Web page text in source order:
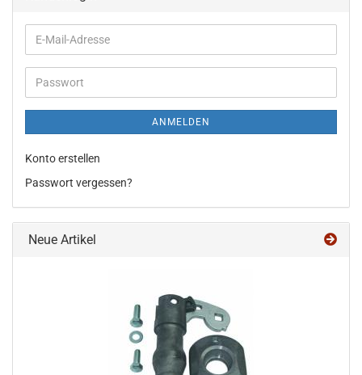
E-
Mail-
Adresse
Passwort
ANMELDEN
Konto erstellen
Passwort vergessen?
Neue Artikel